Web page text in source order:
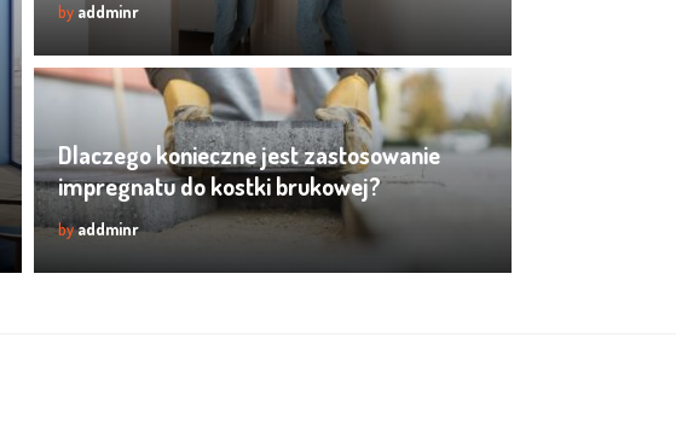
by addminr
Dlaczego konieczne jest zastosowanie
impregnatu do kostki brukowej?
byaddminr